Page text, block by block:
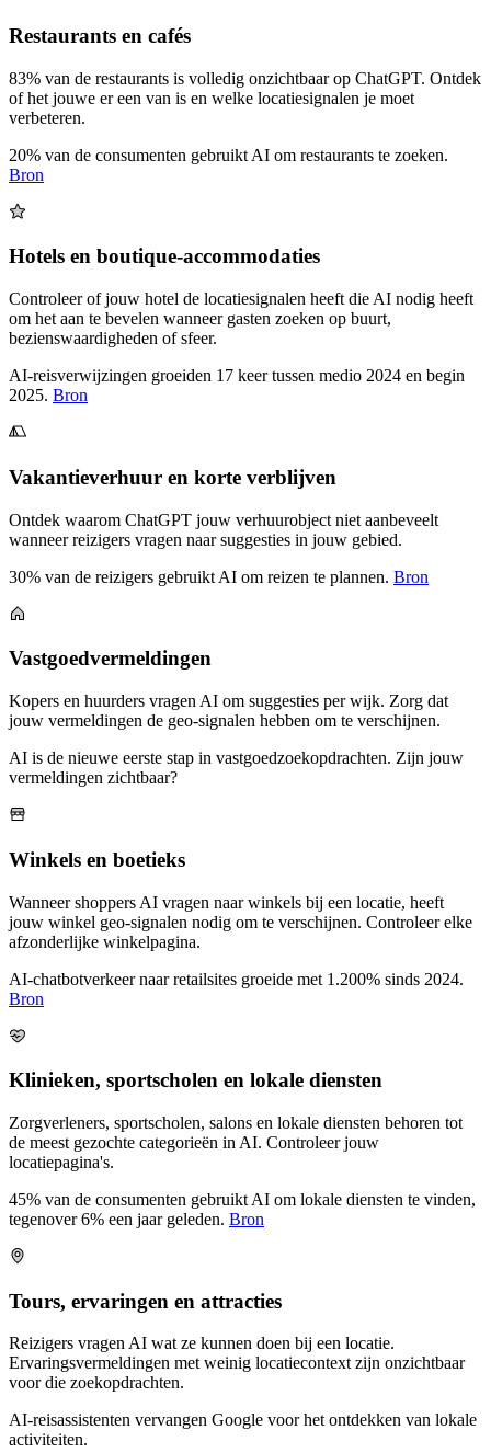
Restaurants en cafés
83% van de restaurants is volledig onzichtbaar op ChatGPT. Ontdek
of het jouwe er een van is en welke locatiesignalen je moet
verbeteren.
20% van de consumenten gebruikt AI om restaurants te zoeken.
Bron
Hotels en boutique-accommodaties
Controleer of jouw hotel de locatiesignalen heeft die AI nodig heeft
om het aan te bevelen wanneer gasten zoeken op buurt,
bezienswaardigheden of sfeer.
AI-reisverwijzingen groeiden 17 keer tussen medio 2024 en begin
2025. Bron
Vakantieverhuur en korte verblijven
Ontdek waarom ChatGPT jouw verhuurobject niet aanbeveelt
wanneer reizigers vragen naar suggesties in jouw gebied.
30% van de reizigers gebruikt AI om reizen te plannen. Bron
Vastgoedvermeldingen
Kopers en huurders vragen AI om suggesties per wijk. Zorg dat
jouw vermeldingen de geo-signalen hebben om te verschijnen.
AI is de nieuwe eerste stap in vastgoedzoekopdrachten. Zijn jouw
vermeldingen zichtbaar?
Winkels en boetieks
Wanneer shoppers AI vragen naar winkels bij een locatie, heeft
jouw winkel geo-signalen nodig om te verschijnen. Controleer elke
afzonderlijke winkelpagina.
AI-chatbotverkeer naar retailsites groeide met 1.200% sinds 2024.
Bron
Klinieken, sportscholen en lokale diensten
Zorgverleners, sportscholen, salons en lokale diensten behoren tot
de meest gezochte categorieën in AI. Controleer jouw
locatiepagina's.
45% van de consumenten gebruikt AI om lokale diensten te vinden,
tegenover 6% een jaar geleden. Bron
Tours, ervaringen en attracties
Reizigers vragen AI wat ze kunnen doen bij een locatie.
Ervaringsvermeldingen met weinig locatiecontext zijn onzichtbaar
voor die zoekopdrachten.
AI-reisassistenten vervangen Google voor het ontdekken van lokale
activiteiten.